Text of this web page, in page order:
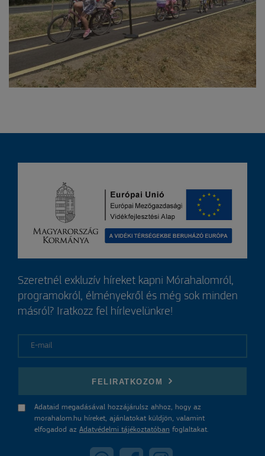
Szeretnél exkluzív híreket kapni Mórahalomról,
programokról, élményekről és még sok minden
másról? Iratkozz fel hírlevelünkre!
FELIRATKOZOM
Adataid megadásával hozzájárulsz ahhoz, hogy az
morahalom.hu híreket, ajánlatokat küldjön, valamint
elfogadod az Adatvédelmi tájékoztatóban foglaltakat.